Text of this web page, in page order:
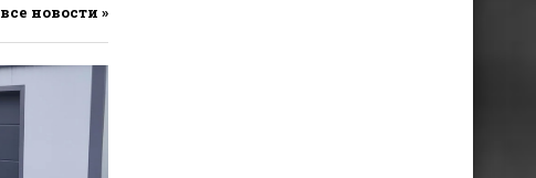
все новости »